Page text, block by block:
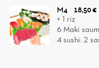
M4
18,50 €
+ 1 riz
6 Maki
4 sushi: 2